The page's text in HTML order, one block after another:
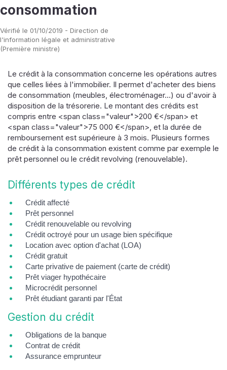
consommation
Vérifié le 01/10/2019 - Direction de
l'information légale et administrative
(Première ministre)
Le crédit à la consommation concerne les opérations autres
que celles liées à l'immobilier. Il permet d'acheter des biens
de consommation (meubles, électroménager...) ou d'avoir à
disposition de la trésorerie. Le montant des crédits est
compris entre <span class="valeur">200 €</span> et
<span class="valeur">75 000 €</span>, et la durée de
remboursement est supérieure à 3 mois. Plusieurs formes
de crédit à la consommation existent comme par exemple le
prêt personnel ou le crédit revolving (renouvelable).
Différents types de crédit
Crédit affecté
Prêt personnel
Crédit renouvelable ou revolving
Crédit octroyé pour un usage bien spécifique
Location avec option d'achat (LOA)
Crédit gratuit
Carte privative de paiement (carte de crédit)
Prêt viager hypothécaire
Microcrédit personnel
Prêt étudiant garanti par l'État
Gestion du crédit
Obligations de la banque
Contrat de crédit
Assurance emprunteur